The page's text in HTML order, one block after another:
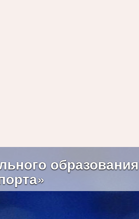
образования